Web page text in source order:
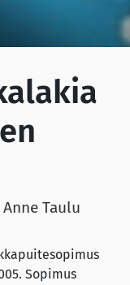
Taulu
Sopimus